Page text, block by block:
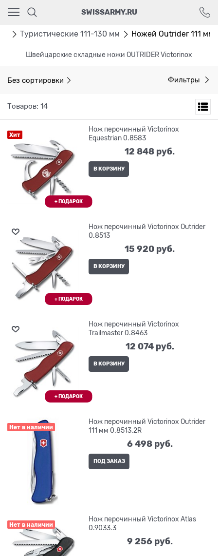
SWISSARMY.RU
Туристические 111-130 мм Ножей Outrider 111 мм
Швейцарские складные ножи OUTRIDER Victorinox
Без сортировки Фильтры
Товаров: 14
Хит
Нож перочинный Victorinox
Equestrian 0.8583
12 848 руб.
В КОРЗИНУ
Нож перочинный Victorinox Outrider
0.8513
15 920 руб.
В КОРЗИНУ
Нож перочинный Victorinox
Trailmaster 0.8463
12 074 руб.
В КОРЗИНУ
Нет в наличии
Нож перочинный Victorinox Outrider
111 мм 0.8513.2R
6 498 руб.
ПОД ЗАКАЗ
Нет в наличии
Нож перочинный Victorinox Atlas
0.9033.3
9 256 руб.
Ваш город - Москва,
угадали?
ДА НЕТ